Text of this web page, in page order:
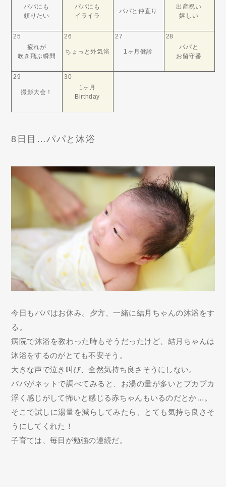
パパにも
頼りたい
パパにも
イライラ
パパと仲直り
出産祝い
嬉しい
25
疲れが
吹き飛ぶ瞬間
26
ちょっと外気浴
27
1ヶ月健診
28
パパと
お留守番
29
撮影大会！
30
1ヶ月
Birthday
8日目…パパと沐浴
今日もパパはお休み。夕方、一緒に結月ちゃんの沐浴をす
る。
病院で沐浴を教わった時もそうだったけど、結月ちゃんは
沐浴をするのがとても不安そう。
大きな声で泣き叫び、全然気持ち良さそうにしない。
パパがネットで調べてみると、お湯の量が多いとプカプカ
浮く感じがして怖いと感じる赤ちゃんもいるのだとか…。
そこで試しに湯量を減らしてみたら、とても気持ち良さそ
うにしてくれた！
子育ては、毎日が勉強の連続だ。